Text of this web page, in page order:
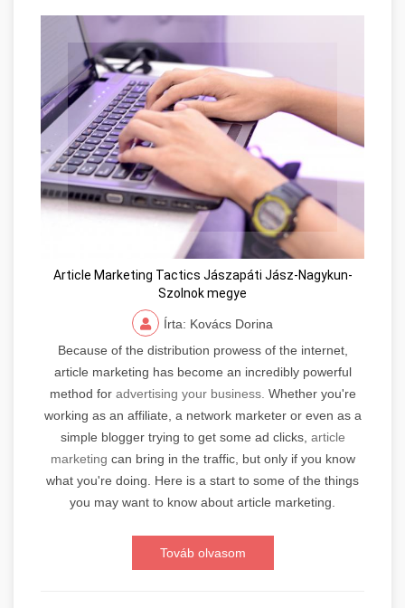
Article Marketing Tactics Jászapáti Jász-Nagykun-
Szolnok megye
Írta: Kovács Dorina
Because of the distribution prowess of the internet,
article marketing has become an incredibly powerful
method for advertising your business. Whether you're
working as an affiliate, a network marketer or even as a
simple blogger trying to get some ad clicks, article
marketing can bring in the traffic, but only if you know
what you're doing. Here is a start to some of the things
you may want to know about article marketing.
Továb olvasom